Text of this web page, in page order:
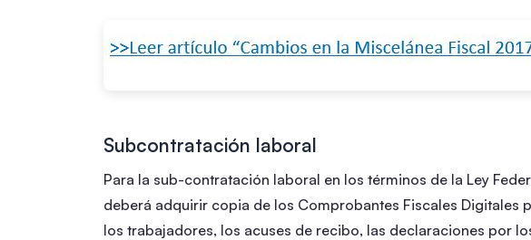
Subcontratación laboral
Para la sub-contratación laboral en los términos de la Ley
deberá adquirir copia de los Comprobantes Fiscales Digitales
los trabajadores, los acuses de recibo, las declaraciones por